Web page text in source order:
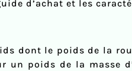
d’achat et les
dont le poids de la
un poids de la masse